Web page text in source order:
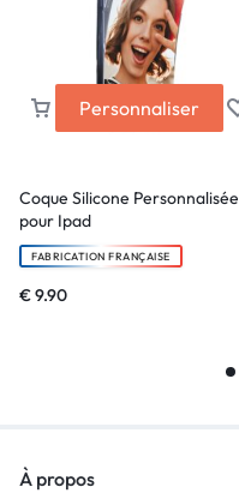
Personnaliser
Coque Silicone Personnalisée
pour Ipad
FABRICATION FRANÇAISE
€9.90
À propos